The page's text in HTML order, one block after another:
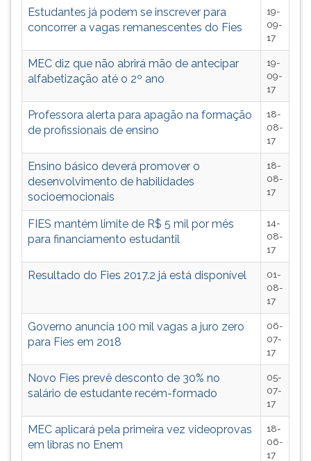
depois
essa
instrução
novamente.
Estudantes já podem se inscrever para
concorrer a vagas remanescentes do Fies
19-
09-
17
MEC diz que não abrirá mão de antecipar
alfabetização até o 2º ano
19-
09-
17
Professora alerta para apagão na formação
de profissionais de ensino
18-
08-
17
Ensino básico deverá promover o
desenvolvimento de habilidades
socioemocionais
18-
08-
17
FIES mantém limite de R$ 5 mil por mês
para financiamento estudantil
14-
08-
17
Resultado do Fies 2017.2 já está disponível
01-
08-
17
Governo anuncia 100 mil vagas a juro zero
para Fies em 2018
06-
07-
17
Novo Fies prevê desconto de 30% no
salário de estudante recém-formado
05-
07-
17
MEC aplicará pela primeira vez videoprovas
em libras no Enem
18-
06-
17